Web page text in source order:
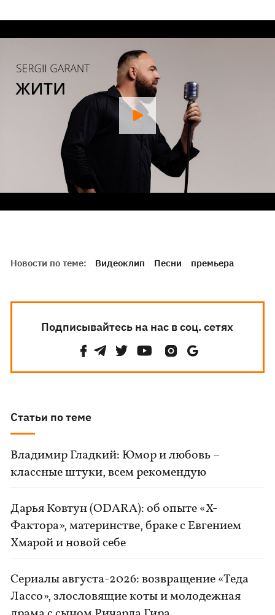
Новости по теме: Видеоклип Песни премьера
Подписывайтесь на нас в соц. сетях
Статьи по теме
Владимир Гладкий: Юмор и любовь –
классные штуки, всем рекомендую
Дарья Ковтун (ODARA): об опыте «Х-
Фактора», материнстве, браке с Евгением
Хмарой и новой себе
Сериалы августа-2026: возвращение «Теда
Лассо», злословящие коты и молодежная